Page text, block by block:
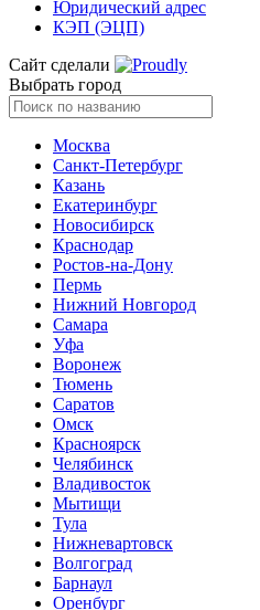
Юридический адрес
КЭП (ЭЦП)
Сайт сделали
Выбрать город
Москва
Санкт-Петербург
Казань
Екатеринбург
Новосибирск
Краснодар
Ростов-на-Дону
Пермь
Нижний Новгород
Самара
Уфа
Воронеж
Тюмень
Саратов
Омск
Красноярск
Челябинск
Владивосток
Мытищи
Тула
Нижневартовск
Волгоград
Барнаул
Оренбург